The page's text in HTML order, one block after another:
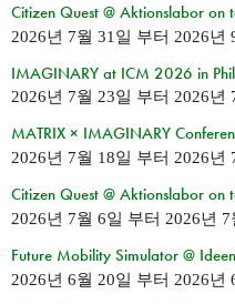
Citizen Quest @ Aktionslabor on
2026년 7월 31일 부터 2026년
IMAGINARY at ICM 2026 in
2026년 7월 23일 부터 2026년
MATRIX × IMAGINARY
2026년 7월 18일 부터 2026년
Citizen Quest @ Aktionslabor on
2026년 7월 6일 부터 2026년
Future Mobility Simulator @
2026년 6월 20일 부터 2026년